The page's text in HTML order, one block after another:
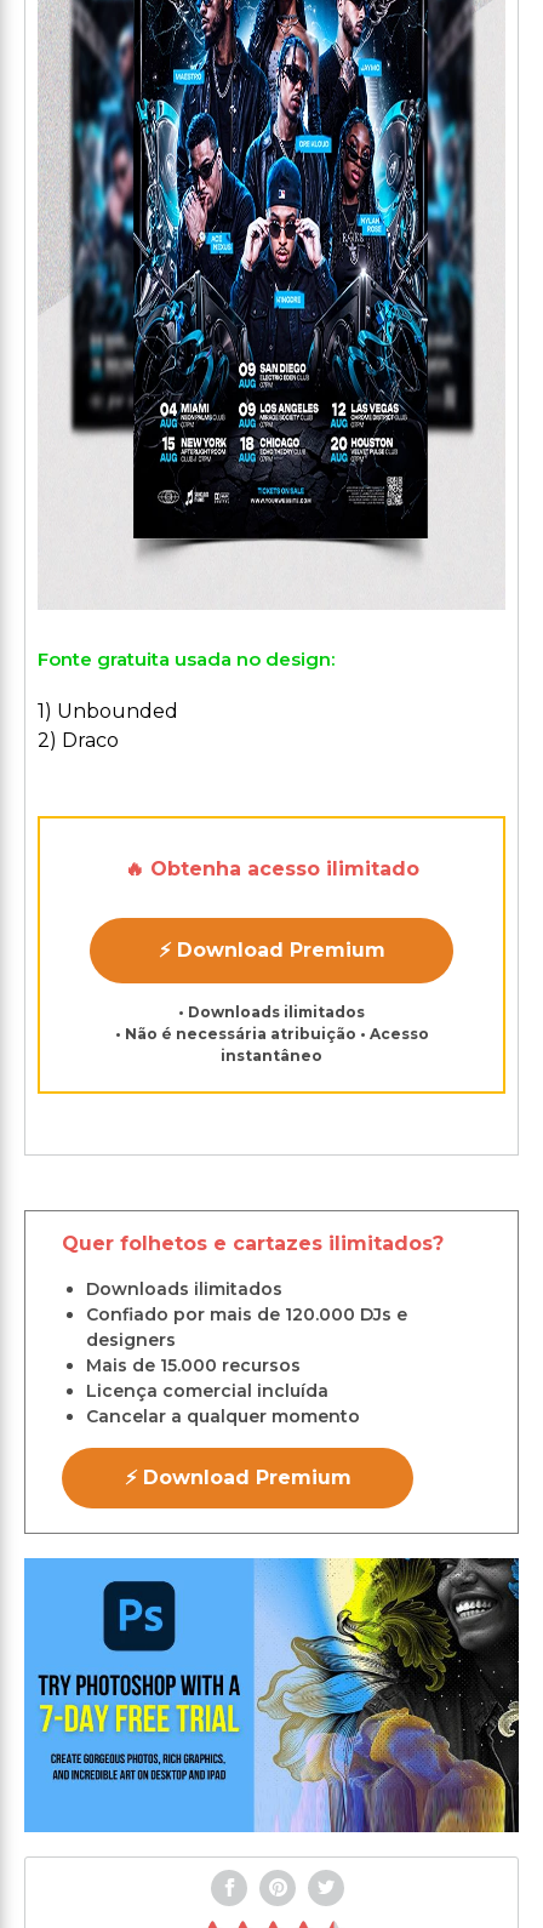
Fonte gratuita usada no design:
1) Unbounded
2) Draco
🔥 Obtenha acesso ilimitado
⚡ Download Premium
• Downloads ilimitados
• Não é necessária atribuição • Acesso
instantâneo
Quer folhetos e cartazes ilimitados?
Downloads ilimitados
Confiado por mais de 120.000 DJs e
designers
Mais de 15.000 recursos
Licença comercial incluída
Cancelar a qualquer momento
⚡ Download Premium